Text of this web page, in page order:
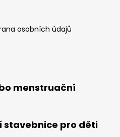
osobních údajů
menstruační
stavebnice pro děti